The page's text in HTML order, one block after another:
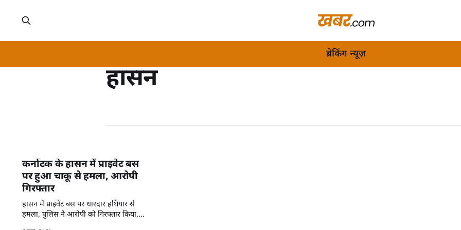
ब्रेकिंग न्यूज़
हासन
कर्नाटक के हासन में प्राइवेट बस
पर हुआ चाकू से हमला, आरोपी
गिरफ्तार
हासन में प्राइवेट बस पर धारदार हथियार से
हमला, पुलिस ने आरोपी को गिरफ्तार किया,